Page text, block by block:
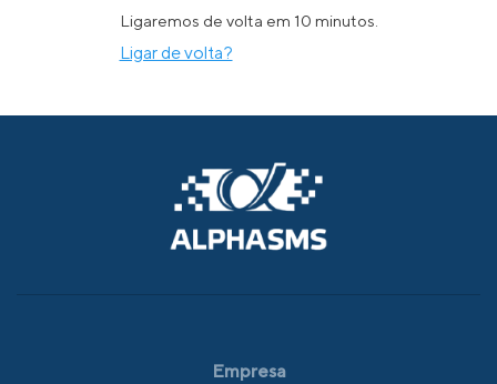
Ligaremos de volta em 10 minutos.
Ligar de volta?
Empresa